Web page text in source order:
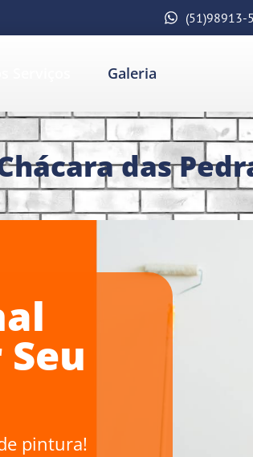
(51)98913-
Galeria
das